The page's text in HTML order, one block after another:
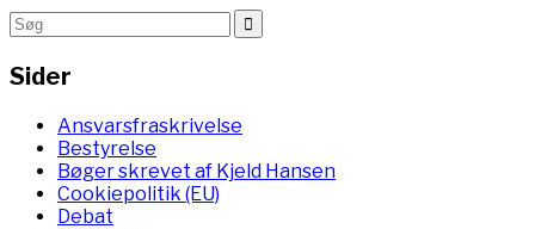
Sider
Ansvarsfraskrivelse
Bestyrelse
Bøger skrevet af Kjeld Hansen
Cookiepolitik (EU)
Debat